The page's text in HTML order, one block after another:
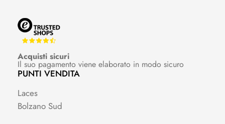
Acquisti sicuri
Il suo pagamento viene elaborato in modo sicuro
PUNTI VENDITA
Laces
Bolzano Sud